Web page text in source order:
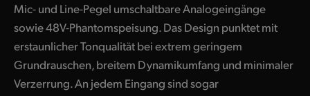
Korea
Malaysia
Mic- und Line-Pegel umschaltbare Analogeingänge
sowie 48V-Phantomspeisung. Das Design punktet mit
erstaunlicher Tonqualität bei extrem geringem
Grundrauschen, breitem Dynamikumfang und minimaler
Verzerrung. An jedem Eingang sind sogar